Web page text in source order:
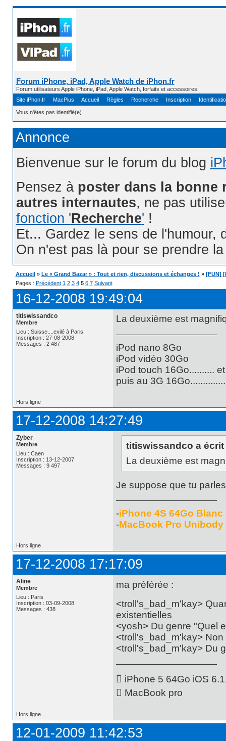
Forum iPhone, iPad, Apple Watch de iPhon.fr
Forum utilisateurs Apple iPhone, iPad, Apple Watch, forfaits et accessoires
Site iPhon.fr
MacPlus Accueil Règles Recherche Inscription
Vous n'êtes pas identifié(e).
Annonce
Bienvenue sur le forum du blog
Pensez à poster dans la bonne
autres internautes, ne pas
fonction 'Recherche' !
Et... Gardez le sens de l'humour,
On n'est pas là pour se prendre
Accueil » Le « Grand Bazar » : Tout et rien, discussions et échanges ! » [FUN]
Pages : Précédent 1 2 3 4 5 6 7 Suivant
16-12-2008 19:49:04
titiswissandco
Membre
Lieu : Suisse....exilé à Paris
Inscription : 27-08-2008
Messages : 2 487
La deuxième est
iPod nano 8Go
iPod vidéo 30Go
iPod touch 16Go..........
puis au 3G
Hors ligne
17-12-2008 14:27:49
Zyber
Membre
Lieu : Caen
Inscription : 13-12-2007
Messages : 9 497
titiswissandco a écrit
La deuxième est
Je suppose que tu
-iPhone 4S 64Go Blanc
-MacBook Pro Unibody
Hors ligne
17-12-2008 17:17:09
Aline
Membre
Lieu : Paris
Inscription : 03-09-2008
Messages : 438
ma préférée :
<troll's_bad_m'kay>
existentielles
<yosh> Du genre "Quel
<troll's_bad_m'kay> Non
<troll's_bad_m'kay> Du
 iPhone 5 64Go iOS
 MacBook pro
Hors ligne
12-01-2009 11:42:53